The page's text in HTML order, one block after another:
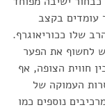
עומדים בקצב
שלו ככוריאוגרף.
לחשוף את הפער
חווית הצופה, אף
העמוקה של
נוספים כמו